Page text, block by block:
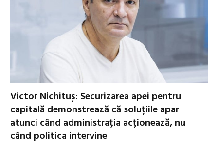
Victor Nichituș: Securizarea apei pentru
capitală demonstrează că soluțiile apar
atunci când administrația acționează, nu
când politica intervine